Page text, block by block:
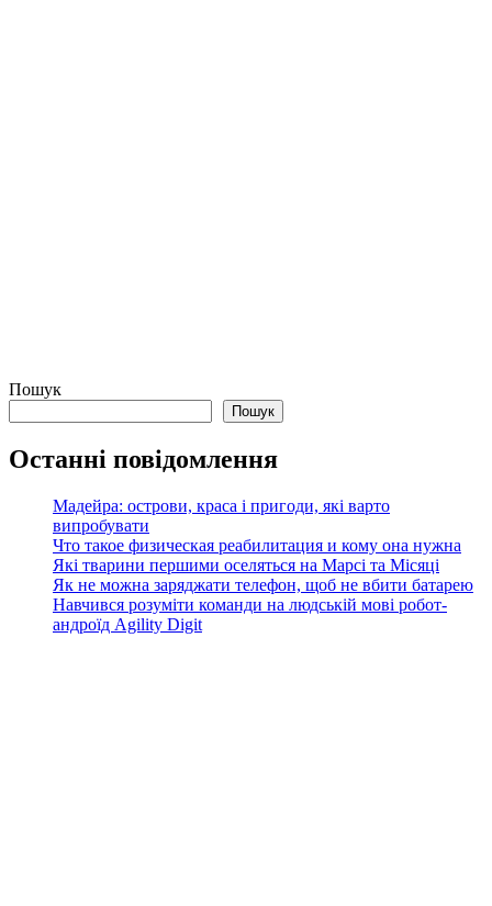
Пошук
Пошук
Останні повідомлення
Мадейра: острови, краса і пригоди, які варто
випробувати
Что такое физическая реабилитация и кому она нужна
Які тварини першими оселяться на Марсі та Місяці
Як не можна заряджати телефон, щоб не вбити батарею
Навчився розуміти команди на людській мові робот-
андроїд Agility Digit